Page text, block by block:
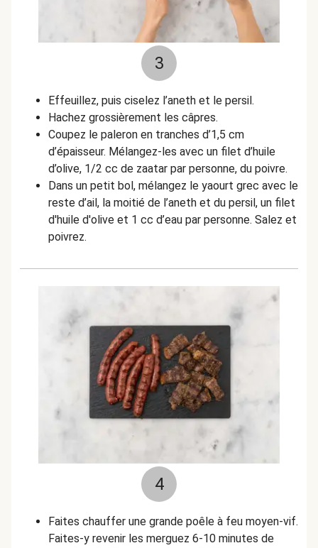
3
Effeuillez, puis ciselez l’aneth et le persil.
Hachez grossièrement les câpres.
Coupez le paleron en tranches d’1,5 cm
d’épaisseur. Mélangez-les avec un filet d’huile
d’olive, 1/2 cc de zaatar par personne, du poivre.
Dans un petit bol, mélangez le yaourt grec avec le
reste d’ail, la moitié de l’aneth et du persil, un filet
d'huile d'olive et 1 cc d’eau par personne. Salez et
poivrez.
4
Faites chauffer une grande poêle à feu moyen-vif.
Faites-y revenir les merguez 6-10 minutes de